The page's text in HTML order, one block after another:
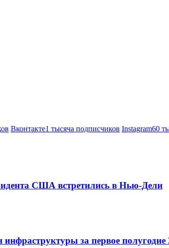
Вконтакте1 тысяча подписчиков Instagram60
США встретились в Нью-Дели
за первое полугодие